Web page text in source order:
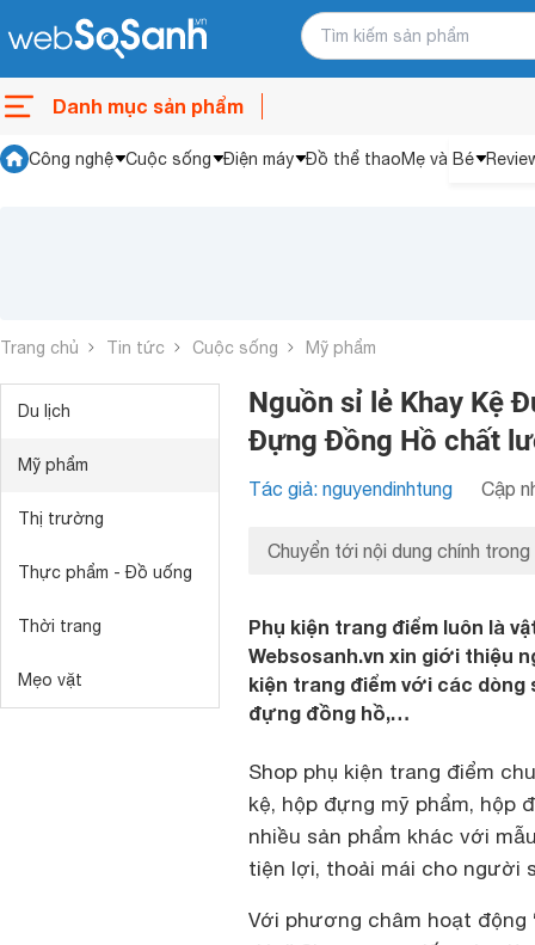
Danh mục sản phẩm
Công nghệ Cuộc sống Điện máy Đồ thể thaoMẹ và Bé
Trang chủ Tin tức Cuộc sống Mỹ phẩm
Du lịch
Mỹ phẩm
Thị trường
Thực phẩm - Đồ uống
Thời trang
Mẹo vặt
Nguồn sỉ lẻ Khay Kệ
Đựng Đồng Hồ chất
Tác giả: nguyendinhtung Cập
Chuyển tới nội dung chính trong
Phụ kiện trang điểm luôn là
Websosanh.vn xin giới thiệu
kiện trang điểm với các dòng
đựng đồng hồ,…
Shop phụ kiện trang điểm
kệ, hộp đựng mỹ phẩm, hộp
nhiều sản phẩm khác với
tiện lợi, thoải mái cho người
Với phương châm hoạt